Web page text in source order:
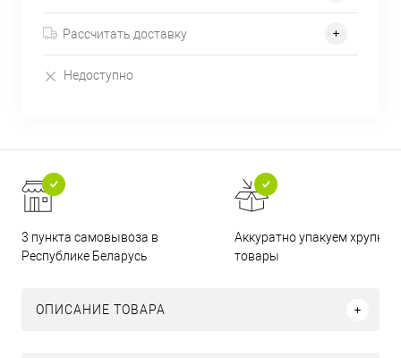
Рассчитать доставку
Недоступно
3 пункта самовывоза в
Республике Беларусь
Аккуратно упакуем хрупкие
товары
ОПИСАНИЕ ТОВАРА